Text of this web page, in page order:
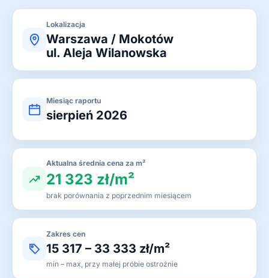
Lokalizacja
Warszawa / Mokotów
ul. Aleja Wilanowska
Miesiąc raportu
sierpień 2026
Aktualna średnia cena za m²
21 323 zł/m²
brak porównania z poprzednim miesiącem
Zakres cen
15 317 – 33 333 zł/m²
min – max, przy małej próbie ostrożnie